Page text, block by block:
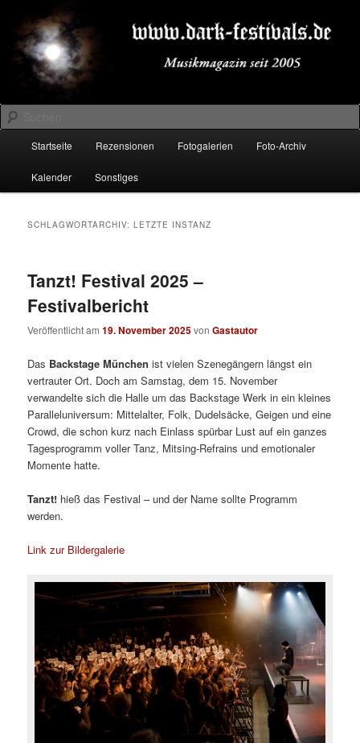
primären
Inhalt
springen
sekundären
Inhalt
springenDARK-FESTIVALS.DE
Suchen
Startseite Rezensionen Fotogalerien Foto-Archiv
Kalender Sonstiges
SCHLAGWORTARCHIV:LETZTE INSTANZ
Tanzt! Festival 2025 –
Festivalbericht
Veröffentlicht am19. November 2025vonGastautor
Das Backstage München ist vielen Szenegängern längst ein
vertrauter Ort. Doch am Samstag, dem 15. November
verwandelte sich die Halle um das Backstage Werk in ein kleines
Paralleluniversum: Mittelalter, Folk, Dudelsäcke, Geigen und eine
Crowd, die schon kurz nach Einlass spürbar Lust auf ein ganzes
Tagesprogramm voller Tanz, Mitsing-Refrains und emotionaler
Momente hatte.
Tanzt! hieß das Festival – und der Name sollte Programm
werden.
Link zur Bildergalerie